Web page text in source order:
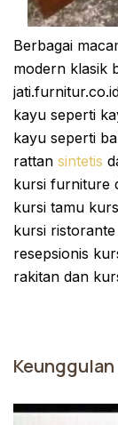
Berbagai
modern klasik
kayu seperti
kayu seperti
rattan sintetis
kursi furniture
kursi tamu
kursi
resepsionis
rakitan dan